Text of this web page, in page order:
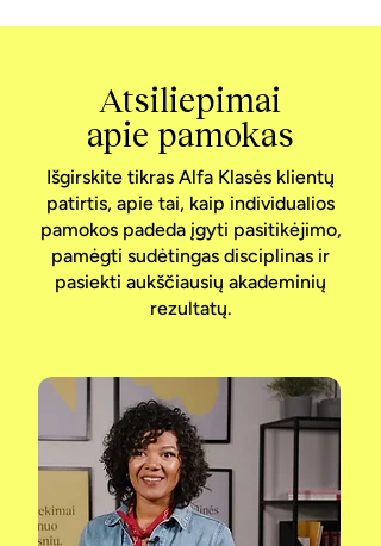
Atsiliepimai
apie pamokas
Išgirskite tikras Alfa Klasės klientų
patirtis, apie tai, kaip individualios
pamokos padeda įgyti pasitikėjimo,
pamėgti sudėtingas disciplinas ir
pasiekti aukščiausių akademinių
rezultatų.